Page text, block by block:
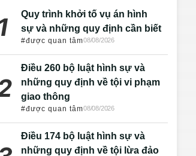
Quy trình khởi tố vụ án hình
sự và những quy định cần biết
#được quan tâm08/08/2026
Điều 260 bộ luật hình sự và
những quy định về tội vi phạm
giao thông
#được quan tâm08/08/2026
Điều 174 bộ luật hình sự và
những quy định về tội lừa đảo